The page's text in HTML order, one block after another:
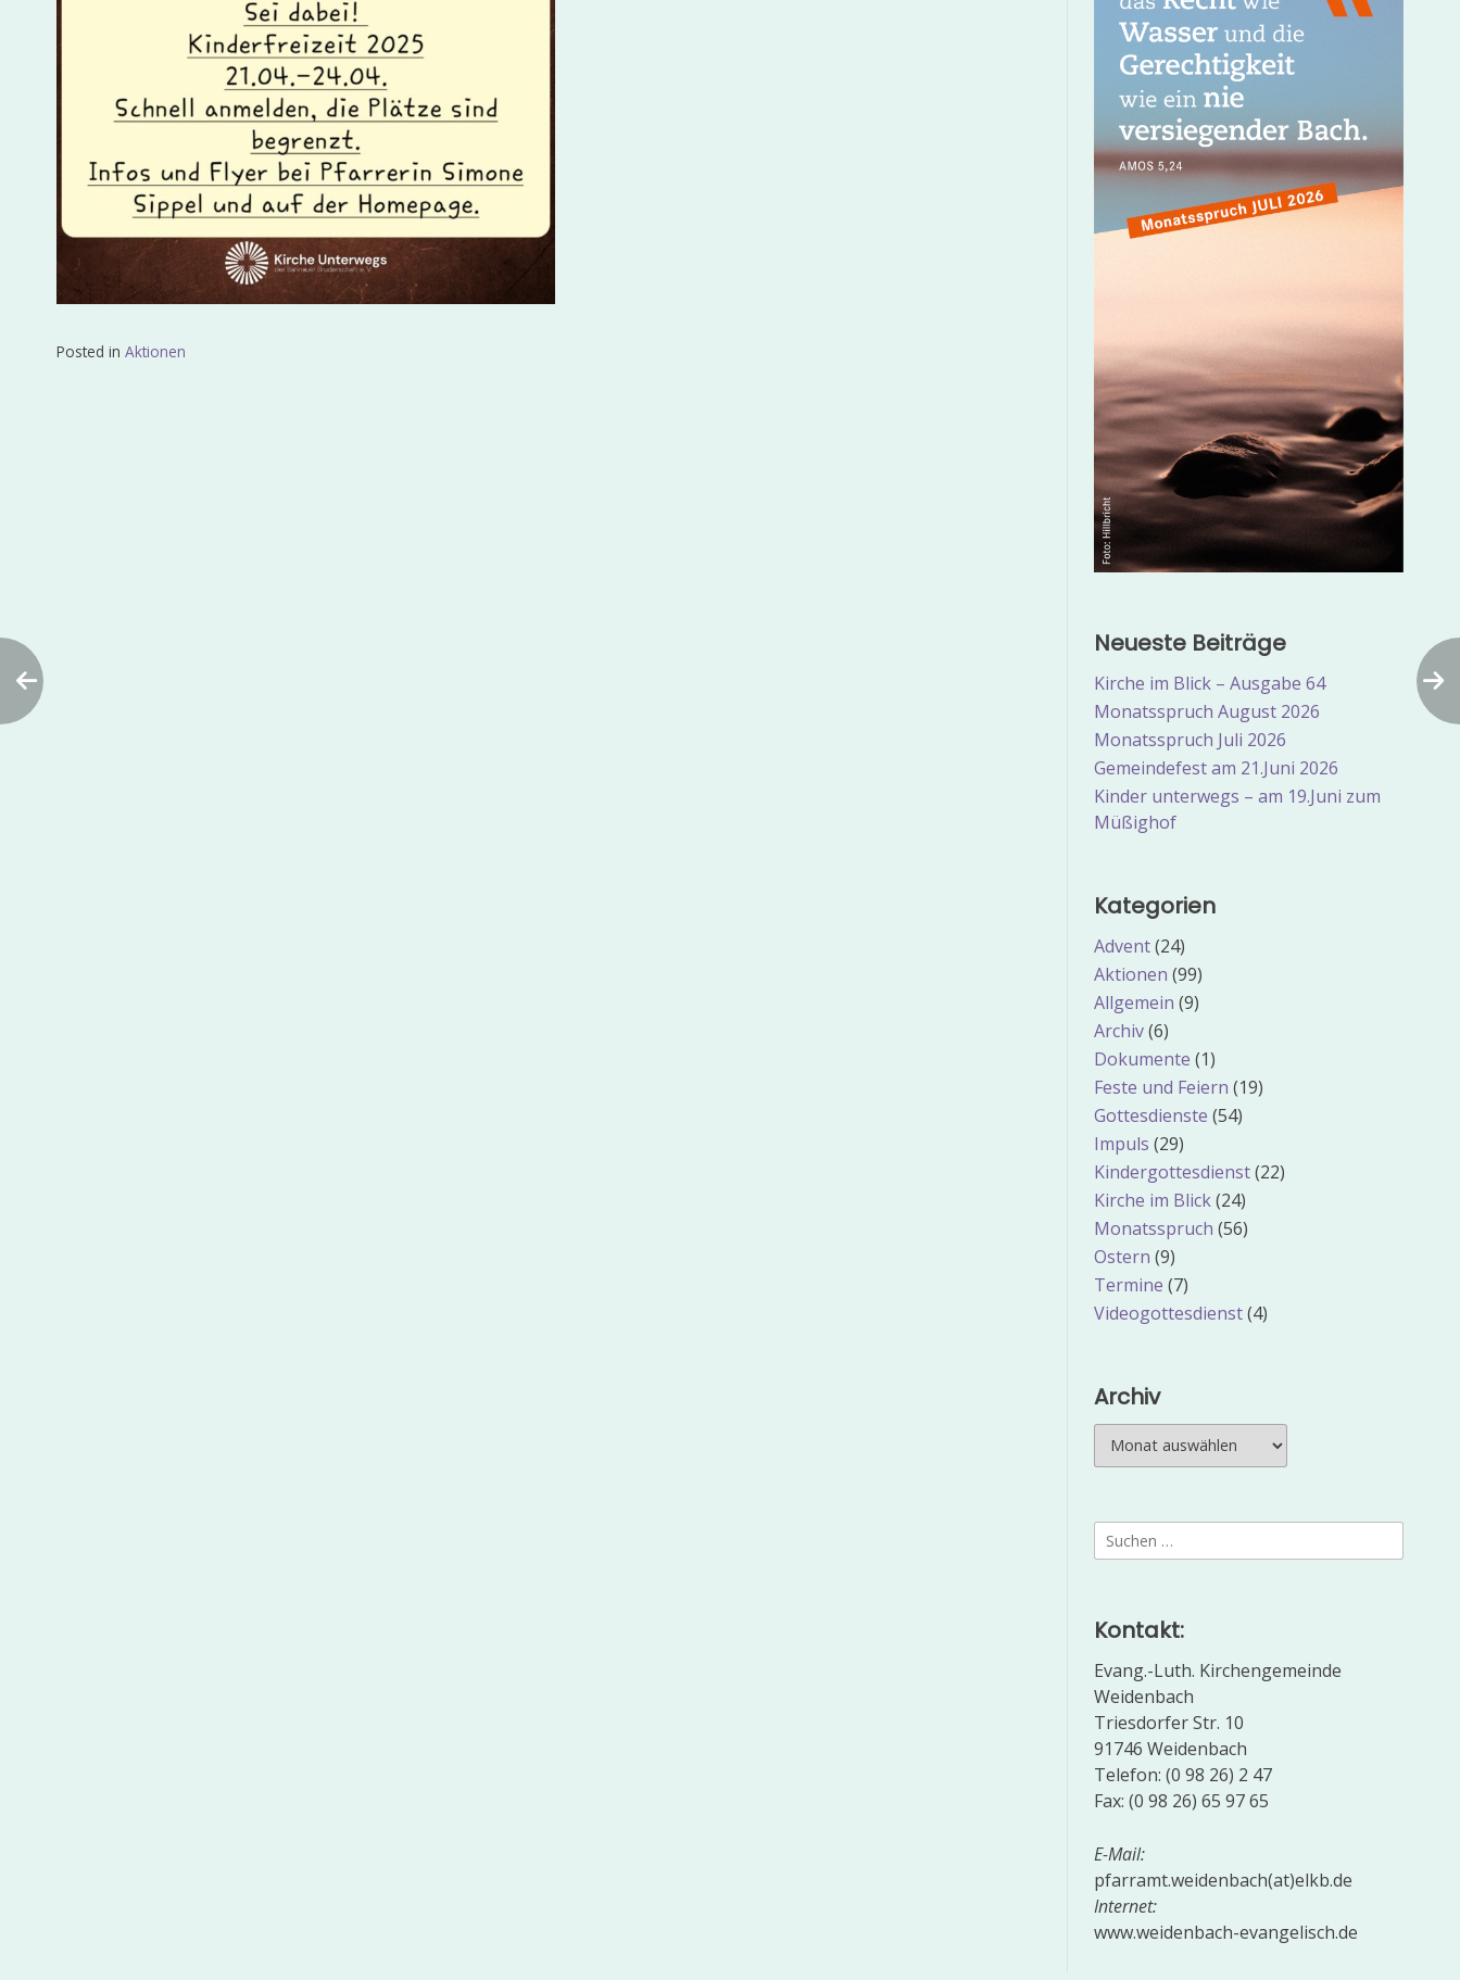
Posted in Aktionen
Neueste Beiträge
Kirche im Blick – Ausgabe 64
Monatsspruch August 2026
Monatsspruch Juli 2026
Gemeindefest am 21.Juni 2026
Kinder unterwegs – am 19.Juni zum
Müßighof
Kategorien
Advent(24)
Aktionen (99)
Allgemein (9)
Archiv(6)
Dokumente (1)
Feste und Feiern (19)
Gottesdienste (54)
Impuls (29)
Kindergottesdienst(22)
Kirche im Blick(24)
Monatsspruch (56)
Ostern (9)
Termine (7)
Videogottesdienst(4)
Archiv
Archiv
Suchen
nach:
Kontakt:
Evang.-Luth. Kirchengemeinde
Weidenbach
Triesdorfer Str. 10
91746 Weidenbach
Telefon: (0 98 26) 2 47
Fax: (0 98 26) 65 97 65
E-Mail:
pfarramt.weidenbach(at)elkb.de
Internet:
www.weidenbach-evangelisch.de